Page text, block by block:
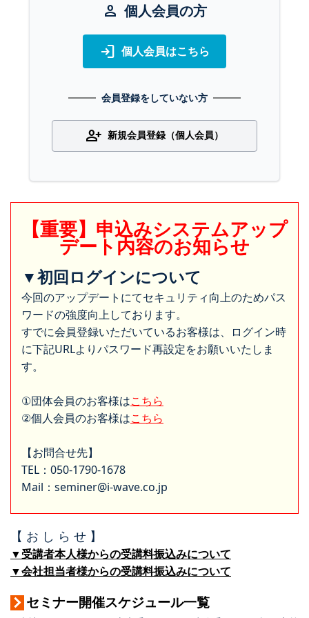
person 個人会員の方
login 個人会員はこちら
会員登録をしていない方
person_add 新規会員登録（個人会員）
【重要】申込みシステムアップ
デート内容のお知らせ
▼初回ログインについて
今回のアップデートにてセキュリティ向上のためパス
ワードの強度向上しております。
すでに会員登録いただいているお客様は、ログイン時
に下記URLよりパスワード再設定をお願いいたしま
す。
①団体会員のお客様はこちら
②個人会員のお客様はこちら
【お問合せ先】
TEL：050-1790-1678
Mail：seminer@i-wave.co.jp
【 お し ら せ 】
▼受講者本人様からの受講料振込みについて
▼会社担当者様からの受講料振込みについて
セミナー開催スケジュール一覧